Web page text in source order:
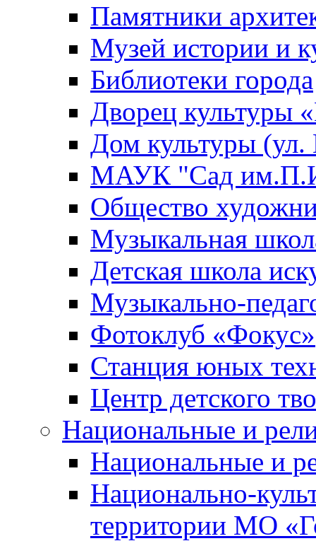
Памятники
Музей истории и
Библиотеки города
Дворец культуры
Дом культуры (ул.
МАУК "Сад
Общество
Музыкальная
Детская школа
Музыкально-
Фотоклуб «Фокус»
Станция юных
Центр детского
Национальные и
Национальные и
Национально-
территории МО